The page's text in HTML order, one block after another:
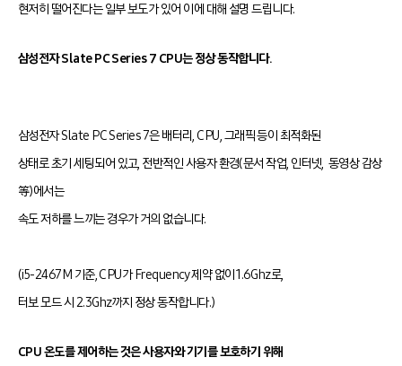
현저히 떨어진다는 일부 보도가 있어 이에 대해 설명 드립니다.
삼성전자 Slate PC Series 7 CPU는 정상 동작합니다.
삼성전자 Slate PC Series 7은 배터리, CPU, 그래픽 등이 최적화된
상태로 초기 세팅되어 있고, 전반적인 사용자 환경(문서 작업, 인터넷, 동영상 감상
等)에서는
속도 저하를 느끼는 경우가 거의 없습니다.
(i5-2467M 기준, CPU가 Frequency 제약 없이 1.6Ghz로,
터보 모드 시2.3Ghz까지 정상 동작합니다.)
CPU 온도를 제어하는 것은사용자와 기기를 보호하기 위해